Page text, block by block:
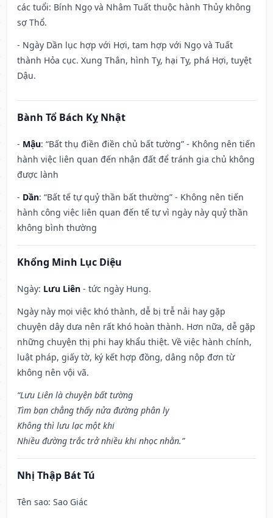
các tuổi: Bính Ngọ và Nhâm Tuất thuộc hành Thủy không
sợ Thổ.
- Ngày Dần lục hợp với Hợi, tam hợp với Ngọ và Tuất
thành Hỏa cục. Xung Thân, hình Tỵ, hại Tỵ, phá Hợi, tuyệt
Dậu.
Bành Tổ Bách Kỵ Nhật
- Mậu: “Bất thụ điền điền chủ bất tường” - Không nên tiến
hành việc liên quan đến nhận đất để tránh gia chủ không
được lành
- Dần: “Bất tế tự quỷ thần bất thường” - Không nên tiến
hành công việc liên quan đến tế tự vì ngày này quỷ thần
không bình thường
Khổng Minh Lục Diệu
Ngày: Lưu Liên - tức ngày Hung.
Ngày này mọi việc khó thành, dễ bị trễ nải hay gặp
chuyện dây dưa nên rất khó hoàn thành. Hơn nữa, dễ gặp
những chuyện thị phi hay khẩu thiệt. Về việc hành chính,
luật pháp, giấy tờ, ký kết hợp đồng, dâng nộp đơn từ
không nên vội vã.
“Lưu Liên là chuyện bất tường
Tìm bạn chẳng thấy nửa đường phân ly
Không thì lưu lạc một khi
Nhiều đường trắc trở nhiều khi nhọc nhằn.”
Nhị Thập Bát Tú
Tên sao: Sao Giác